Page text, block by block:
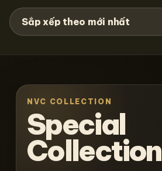
NVC COLLECTION
Special
Collection